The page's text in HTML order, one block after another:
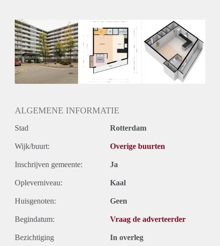
Huisdieren toegestaan: Afhankelijk van de Eigenaar
Huurtoeslag grens: Ja
Geschikt voor studenten: Afhankelijk van de Eigenaar
ALGEMENE INFORMATIE
Stad Rotterdam
Wijk/buurt: Overige buurten
Inschrijven gemeente: Ja
Opleverniveau: Kaal
Huisgenoten: Geen
Begindatum: Vraag de adverteerder
Bezichtiging In overleg